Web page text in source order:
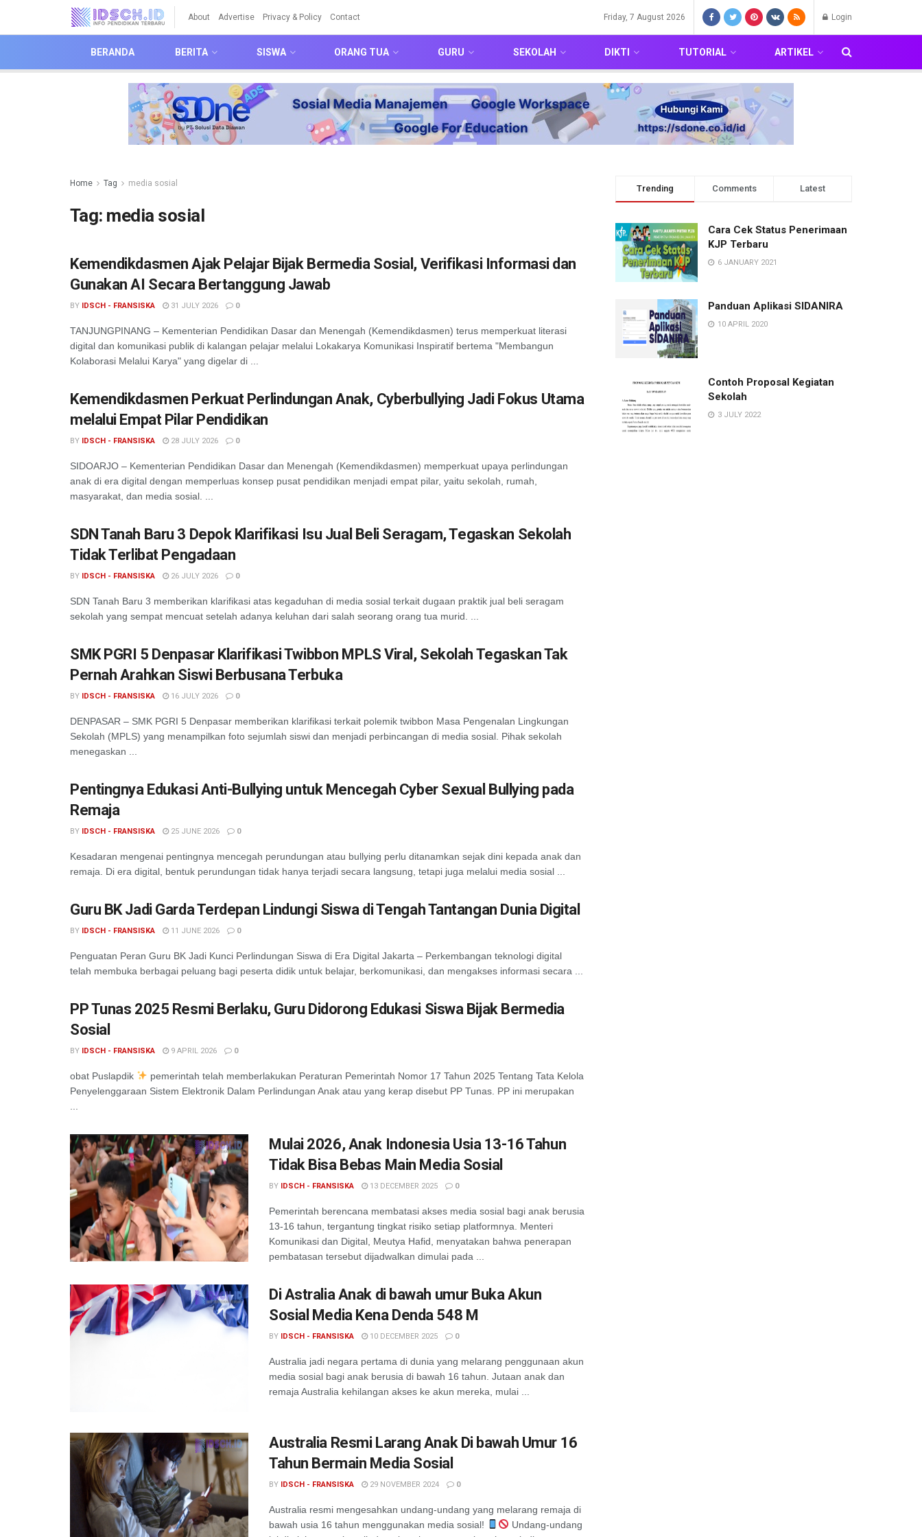
About Advertise Privacy & Policy Contact Friday, 7 August 2026 Login
BERANDA BERITA SISWA ORANG TUA GURU SEKOLAH DIKTI TUTORIAL ARTIKEL
Home Tag media sosial
Tag: media sosial
Kemendikdasmen Ajak Pelajar Bijak Bermedia Sosial, Verifikasi Informasi dan
Gunakan AI Secara Bertanggung Jawab
BY IDSCH - FRANSISKA 31 JULY 2026 0
TANJUNGPINANG – Kementerian Pendidikan Dasar dan Menengah (Kemendikdasmen) terus memperkuat literasi
digital dan komunikasi publik di kalangan pelajar melalui Lokakarya Komunikasi Inspiratif bertema "Membangun
Kolaborasi Melalui Karya" yang digelar di ...
Kemendikdasmen Perkuat Perlindungan Anak, Cyberbullying Jadi Fokus Utama
melalui Empat Pilar Pendidikan
BY IDSCH - FRANSISKA 28 JULY 2026 0
SIDOARJO – Kementerian Pendidikan Dasar dan Menengah (Kemendikdasmen) memperkuat upaya perlindungan
anak di era digital dengan memperluas konsep pusat pendidikan menjadi empat pilar, yaitu sekolah, rumah,
masyarakat, dan media sosial. ...
SDN Tanah Baru 3 Depok Klarifikasi Isu Jual Beli Seragam, Tegaskan Sekolah
Tidak Terlibat Pengadaan
BY IDSCH - FRANSISKA 26 JULY 2026 0
SDN Tanah Baru 3 memberikan klarifikasi atas kegaduhan di media sosial terkait dugaan praktik jual beli seragam
sekolah yang sempat mencuat setelah adanya keluhan dari salah seorang orang tua murid. ...
SMK PGRI 5 Denpasar Klarifikasi Twibbon MPLS Viral, Sekolah Tegaskan Tak
Pernah Arahkan Siswi Berbusana Terbuka
BY IDSCH - FRANSISKA 16 JULY 2026 0
DENPASAR – SMK PGRI 5 Denpasar memberikan klarifikasi terkait polemik twibbon Masa Pengenalan Lingkungan
Sekolah (MPLS) yang menampilkan foto sejumlah siswi dan menjadi perbincangan di media sosial. Pihak sekolah
menegaskan ...
Pentingnya Edukasi Anti-Bullying untuk Mencegah Cyber Sexual Bullying pada
Remaja
BY IDSCH - FRANSISKA 25 JUNE 2026 0
Kesadaran mengenai pentingnya mencegah perundungan atau bullying perlu ditanamkan sejak dini kepada anak dan
remaja. Di era digital, bentuk perundungan tidak hanya terjadi secara langsung, tetapi juga melalui media sosial ...
Guru BK Jadi Garda Terdepan Lindungi Siswa di Tengah Tantangan Dunia Digital
BY IDSCH - FRANSISKA 11 JUNE 2026 0
Penguatan Peran Guru BK Jadi Kunci Perlindungan Siswa di Era Digital Jakarta – Perkembangan teknologi digital
telah membuka berbagai peluang bagi peserta didik untuk belajar, berkomunikasi, dan mengakses informasi secara ...
PP Tunas 2025 Resmi Berlaku, Guru Didorong Edukasi Siswa Bijak Bermedia
Sosial
BY IDSCH - FRANSISKA 9 APRIL 2026 0
obat Puslapdik
pemerintah telah memberlakukan Peraturan Pemerintah Nomor 17 Tahun 2025 Tentang Tata Kelola
Penyelenggaraan Sistem Elektronik Dalam Perlindungan Anak atau yang kerap disebut PP Tunas. PP ini merupakan
Mulai 2026, Anak Indonesia Usia 13-16 Tahun
Tidak Bisa Bebas Main Media Sosial
BY IDSCH - FRANSISKA 13 DECEMBER 2025 0
Pemerintah berencana membatasi akses media sosial bagi anak berusia
13-16 tahun, tergantung tingkat risiko setiap platformnya. Menteri
Komunikasi dan Digital, Meutya Hafid, menyatakan bahwa penerapan
pembatasan tersebut dijadwalkan dimulai pada ...
Di Astralia Anak di bawah umur Buka Akun
Sosial Media Kena Denda 548 M
BY IDSCH - FRANSISKA 10 DECEMBER 2025 0
Australia jadi negara pertama di dunia yang melarang penggunaan akun
media sosial bagi anak berusia di bawah 16 tahun. Jutaan anak dan
remaja Australia kehilangan akses ke akun mereka, mulai ...
Australia Resmi Larang Anak Di bawah Umur 16
Tahun Bermain Media Sosial
BY IDSCH - FRANSISKA 29 NOVEMBER 2024 0
Australia resmi mengesahkan undang-undang yang melarang remaja di
bawah usia 16 tahun menggunakan media sosial!
Undang-undang
Trending Comments Latest
Cara Cek Status Penerimaan
KJP Terbaru
6 JANUARY 2021
Panduan Aplikasi SIDANIRA
10 APRIL 2020
Contoh Proposal Kegiatan
Sekolah
3 JULY 2022